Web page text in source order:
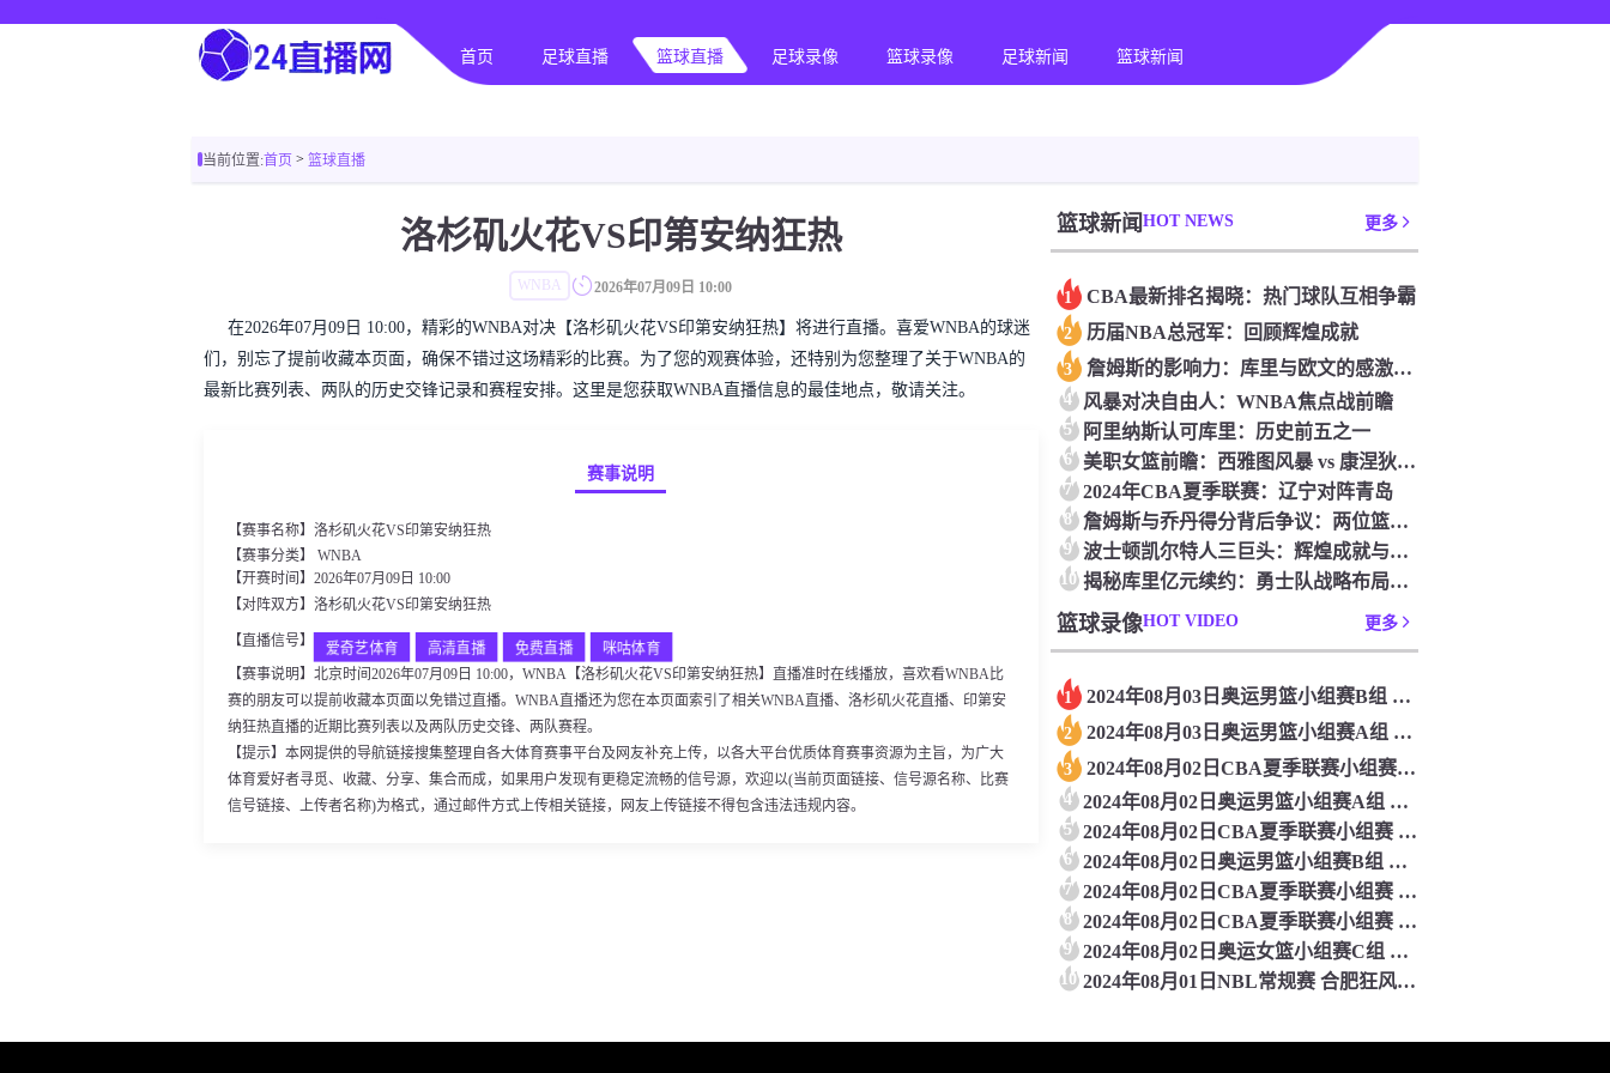
首页 足球直播 篮球直播 足球录像 篮球录像 足球新闻 篮球新闻
当前位置:首页 > 篮球直播
洛杉矶火花VS印第安纳狂热
WNBA 2026年07月09日 10:00
在2026年07月09日 10:00，精彩的WNBA对决【洛杉矶火花VS印第安纳狂热】将进行直播。喜爱WNBA的球迷
们，别忘了提前收藏本页面，确保不错过这场精彩的比赛。为了您的观赛体验，还特别为您整理了关于WNBA的
最新比赛列表、两队的历史交锋记录和赛程安排。这里是您获取WNBA直播信息的最佳地点，敬请关注。
赛事说明
【赛事名称】洛杉矶火花VS印第安纳狂热
【赛事分类】 WNBA
【开赛时间】2026年07月09日 10:00
【对阵双方】洛杉矶火花VS印第安纳狂热
【直播信号】 爱奇艺体育 高清直播 免费直播 咪咕体育
【赛事说明】北京时间2026年07月09日 10:00，WNBA【洛杉矶火花VS印第安纳狂热】直播准时在线播放，喜欢看WNBA比
赛的朋友可以提前收藏本页面以免错过直播。WNBA直播还为您在本页面索引了相关WNBA直播、洛杉矶火花直播、印第安
纳狂热直播的近期比赛列表以及两队历史交锋、两队赛程。
【提示】本网提供的导航链接搜集整理自各大体育赛事平台及网友补充上传，以各大平台优质体育赛事资源为主旨，为广大
体育爱好者寻觅、收藏、分享、集合而成，如果用户发现有更稳定流畅的信号源，欢迎以(当前页面链接、信号源名称、比赛
信号链接、上传者名称)为格式，通过邮件方式上传相关链接，网友上传链接不得包含违法违规内容。
篮球新闻 HOT NEWS 更多
1 CBA最新排名揭晓：热门球队互相争霸
2 历届NBA总冠军：回顾辉煌成就
3 詹姆斯的影响力：库里与欧文的感激与期待
4 ‌风暴对决自由人：‌WNBA焦点战前瞻‌
5 ‌阿里纳斯认可库里：‌历史前五之一
6 美职女篮前瞻：‌西雅图风暴 vs 康涅狄格太阳
7 2024年CBA夏季联赛：辽宁对阵青岛
8 詹姆斯与乔丹得分背后争议：两位篮球传奇的比较与评价
9 波士顿凯尔特人三巨头：辉煌成就与精神力量
10 揭秘库里亿元续约：勇士队战略布局与争冠雄心的交织之谜
篮球录像HOT VIDEO 更多
1 2024年08月03日奥运男篮小组赛B组 法国男篮VS德国男篮 全场录像
2 2024年08月03日奥运男篮小组赛A组 加拿大男篮VS西班牙男篮 全场录像
3 2024年08月02日CBA夏季联赛小组赛 广州VS天津 全场录像
4 2024年08月02日奥运男篮小组赛A组 澳大利亚男篮VS希腊男篮 全场录像
5 2024年08月02日CBA夏季联赛小组赛 宁波VS同曦 全场录像
6 2024年08月02日奥运男篮小组赛B组 日本男篮VS巴西男篮 全场录像
7 2024年08月02日CBA夏季联赛小组赛 青岛VS江苏 全场录像
8 2024年08月02日CBA夏季联赛小组赛 福建VS上海 全场录像
9 2024年08月02日奥运女篮小组赛C组 比利时女篮VS美国女篮 全场录像
10 2024年08月01日NBL常规赛 合肥狂风峻茂VS安徽文一 全场录像